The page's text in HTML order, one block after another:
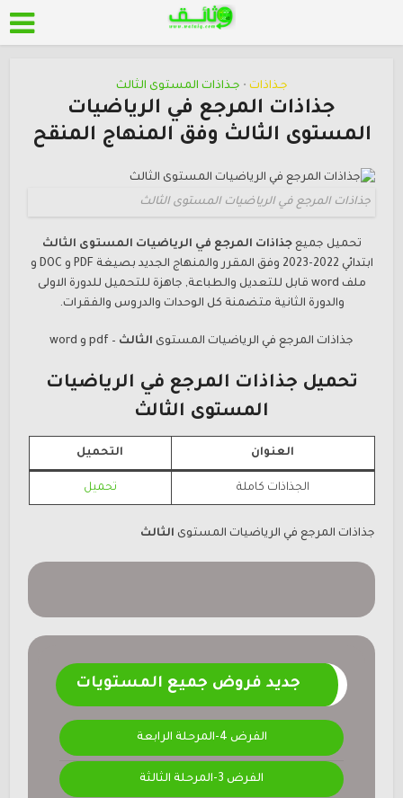
جـذاذات • جـذاذات المستوى الثالث
جذاذات المرجع في الرياضيات
المستوى الثالث وفق المنهاج المنقح
جذاذات المرجع في الرياضيات المستوى الثالث
تحميل جميع جذاذات المرجع في الرياضيات المستوى الثالث
ابتدائي 2022-2023 وفق المقرر والمنهاج الجديد بصيغة PDF و DOC و
ملف word قابل للتعديل والطباعة, جاهزة للتحميل للدورة الاولى
والدورة الثانية متضمنة كل الوحدات والدروس والفقرات.
جذاذات المرجع في الرياضيات المستوى الثالث – pdf و word
تحميل جذاذات المرجع في الرياضيات
المستوى الثالث
العنوان التحميل
الجذاذات كاملة تحميل
جذاذات المرجع في الرياضيات المستوى الثالث
جديد فروض جميع المستويات
الفرض 4-المرحلة الرابعة
الفرض 3-المرحلة الثالثة